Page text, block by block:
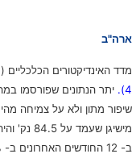
ארה"ב
מדד האינדיקטורים הכלכליים (LEI) עלה באפריל ב- 0.6% והיה גבוה מהצפי.
4).
יתר הנתונים שפורסמו
שיפור מתון ולא על צמיחה
מישיגן